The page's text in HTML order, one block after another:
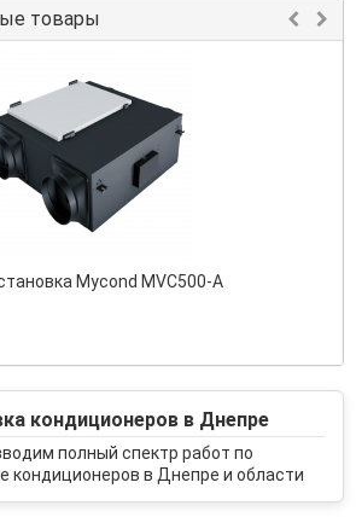
товары
Mycond MVC500-A
кондиционеров в Днепре
полный спектр работ по
кондиционеров в Днепре и области